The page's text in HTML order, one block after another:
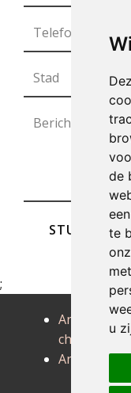
de
te
u
STUREN
;
Antiek
Antiek chiny